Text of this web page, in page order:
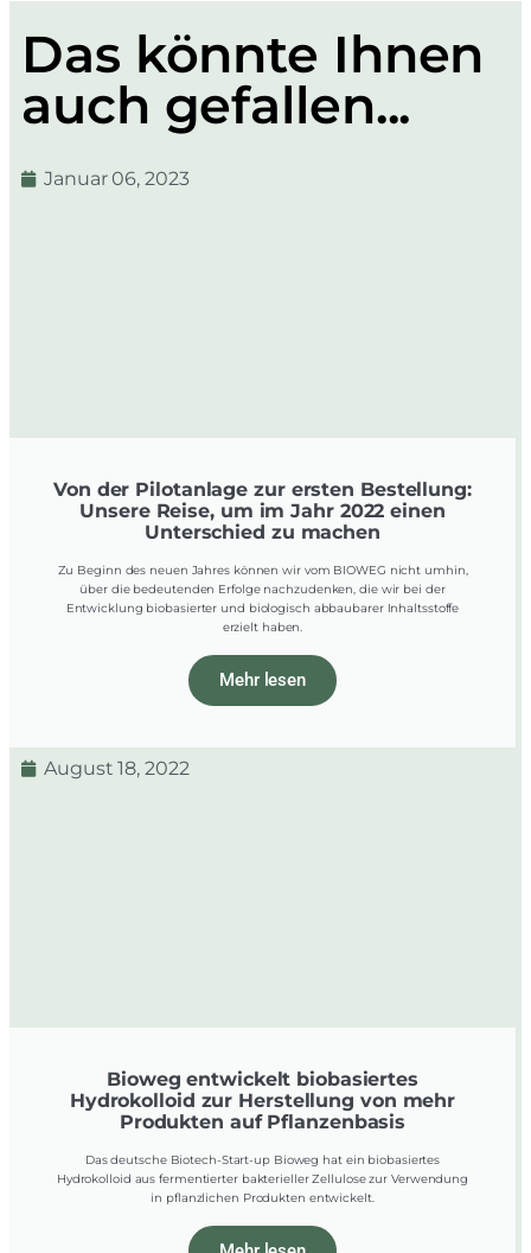
Das könnte Ihnen
auch gefallen...
Januar 06, 2023
Von der Pilotanlage zur ersten Bestellung:
Unsere Reise, um im Jahr 2022 einen
Unterschied zu machen
Zu Beginn des neuen Jahres können wir vom BIOWEG nicht umhin,
über die bedeutenden Erfolge nachzudenken, die wir bei der
Entwicklung biobasierter und biologisch abbaubarer Inhaltsstoffe
erzielt haben.
Mehr lesen
August 18, 2022
Bioweg entwickelt biobasiertes
Hydrokolloid zur Herstellung von mehr
Produkten auf Pflanzenbasis
Das deutsche Biotech-Start-up Bioweg hat ein biobasiertes
Hydrokolloid aus fermentierter bakterieller Zellulose zur Verwendung
in pflanzlichen Produkten entwickelt.